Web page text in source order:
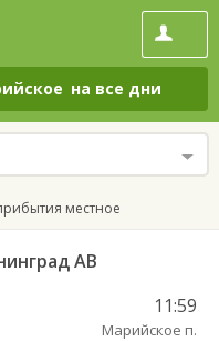
на все дни
местное
АВ
11:59
Марийское п.